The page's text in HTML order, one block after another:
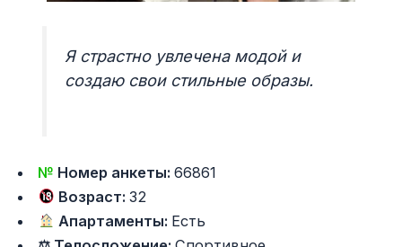
Я страстно увлечена модой и
создаю свои стильные образы.
№ Номер анкеты:66861
Возраст:32
Апартаменты: Есть